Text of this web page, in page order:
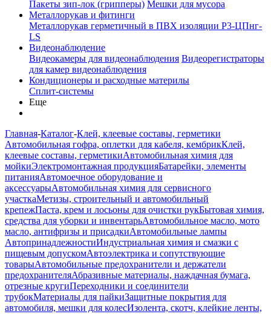
Пакеты зип-лок (грипперы) Мешки для мусора
Металлорукав и фитинги
Металлорукав герметичный в ПВХ изоляции Р3-ЦПнг-
LS
Видеонаблюдение
Видеокамеры для видеонаблюдения Видеорегистраторы
для камер видеонаблюдения
Кондиционеры и расходные материлы
Сплит-системы
Еще
Главная-Каталог-Клей, клеевые составы, герметики
Автомобильная гофра, оплетки для кабеля, кембрикКлей,
клеевые составы, герметикиАвтомобильная химия для
мойкиЭлектромонтажная продукцияБатарейки, элементы
питанияАвтомоечное оборудование и
аксессуарыАвтомобильная химия для сервисного
участкаМетизы, строительный и автомобильный
крепежПаста, крем и лосьоны для очистки рукБытовая химия,
средства для уборки и инвентарьАвтомобильное масло, мото
масло, антифризы и присадкиАвтомобильные лампы
АвтопринадлежностиИндустриальная химия и смазки с
пищевым допускомАвтоэлектрика и сопутствующие
товарыАвтомобильные предохранители и держатели
предохранителяАбразивные материалы, наждачная бумага,
отрезные кругиПереходники и соединители
трубокМатериалы для пайкиЗащитные покрытия для
автомобиля, мешки для колесИзолента, скотч, клейкие ленты,